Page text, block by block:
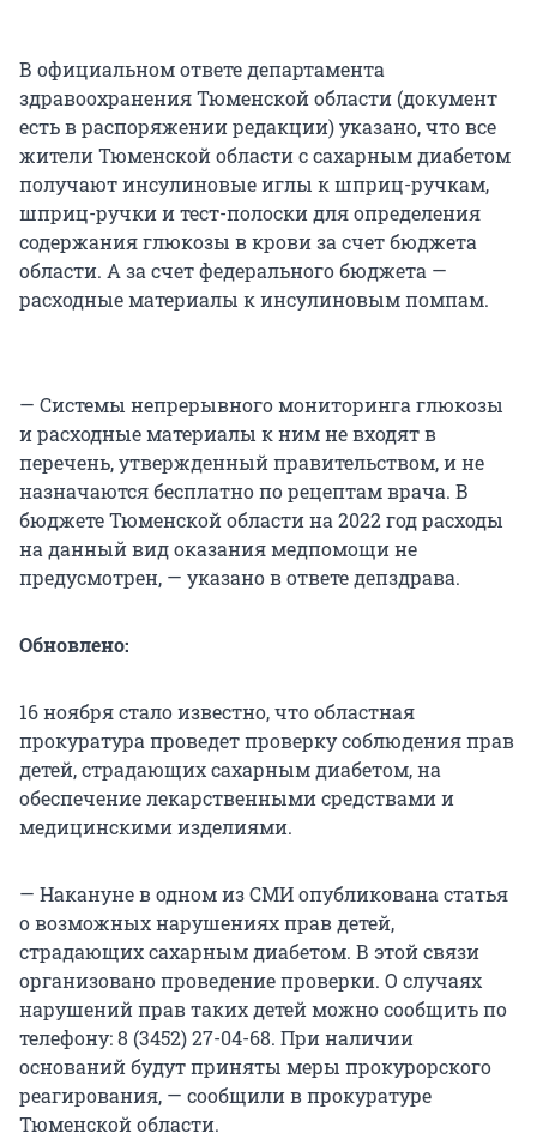
В официальном ответе департамента
здравоохранения Тюменской области (документ
есть в распоряжении редакции) указано, что все
жители Тюменской области с сахарным диабетом
получают инсулиновые иглы к шприц-ручкам,
шприц-ручки и тест-полоски для определения
содержания глюкозы в крови за счет бюджета
области. А за счет федерального бюджета —
расходные материалы к инсулиновым помпам.
— Системы непрерывного мониторинга глюкозы
и расходные материалы к ним не входят в
перечень, утвержденный правительством, и не
назначаются бесплатно по рецептам врача. В
бюджете Тюменской области на 2022 год расходы
на данный вид оказания медпомощи не
предусмотрен, — указано в ответе депздрава.
Обновлено:
16 ноября стало известно, что областная
прокуратура проведет проверку соблюдения прав
детей, страдающих сахарным диабетом, на
обеспечение лекарственными средствами и
медицинскими изделиями.
— Накануне в одном из СМИ опубликована статья
о возможных нарушениях прав детей,
страдающих сахарным диабетом. В этой связи
организовано проведение проверки. О случаях
нарушений прав таких детей можно сообщить по
телефону: 8 (3452) 27-04-68. При наличии
оснований будут приняты меры прокурорского
реагирования, — сообщили в прокуратуре
Тюменской области.